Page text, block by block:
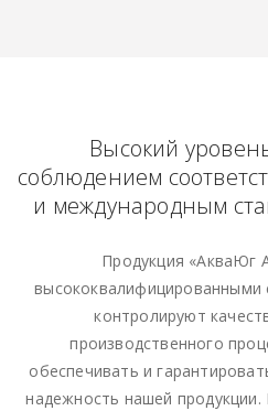
Высокий
соблюдением
и международным
Продукция «АкваЮг
высококвалифицированными
контролируют
производственного
обеспечивать и
надежность нашей